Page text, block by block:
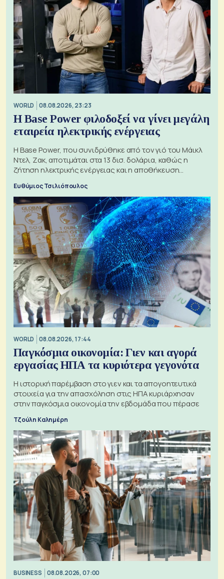
WORLD 08.08.2026, 23:23
Η Base Power φιλοδοξεί να γίνει μεγάλη
εταιρεία ηλεκτρικής ενέργειας
Η Base Power, που συνιδρύθηκε από τον γιό του Μάικλ
Ντελ, Ζακ, αποτιμάται στα 13 δισ. δολάρια, καθώς η
ζήτηση ηλεκτρικής ενέργειας και η αποθήκευση
Ευθύμιος Τσιλιόπουλος
WORLD 08.08.2026, 17:44
Παγκόσμια οικονομία: Γιεν και αγορά
εργασίας ΗΠΑ τα κυριότερα γεγονότα
Η ιστορική παρέμβαση στο γιεν και τα απογοητευτικά
στοιχεία για την απασχόληση στις ΗΠΑ κυριάρχησαν
στην παγκόσμια οικονομία την εβδομάδα που πέρασε
Τζούλη Καλημέρη
BUSINESS 08.08.2026, 07:00